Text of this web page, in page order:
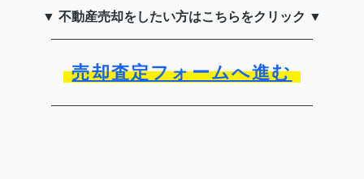
▼ 不動産売却をしたい方はこちらをクリック ▼
売却査定フォームへ進む